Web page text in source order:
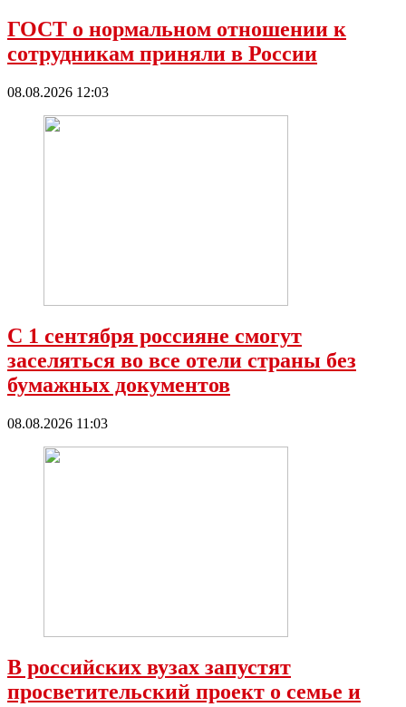
ГОСТ о нормальном отношении к
сотрудникам приняли в России
08.08.2026 12:03
С 1 сентября россияне смогут
заселяться во все отели страны без
бумажных документов
08.08.2026 11:03
В российских вузах запустят
просветительский проект о семье и